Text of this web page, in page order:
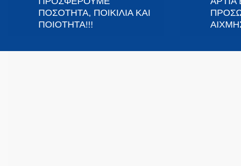
ΠΟΣΟΤΗΤΑ, ΠΟΙΚΙΛΙΑ ΚΑΙ
ΠΟΙΟΤΗΤΑ!!!